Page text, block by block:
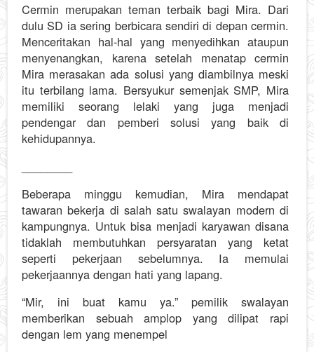
Cermin merupakan teman terbaik bagi Mira. Dari
dulu SD ia sering berbicara sendiri di depan cermin.
Menceritakan hal-hal yang menyedihkan ataupun
menyenangkan, karena setelah menatap cermin
Mira merasakan ada solusi yang diambilnya meski
itu terbilang lama. Bersyukur semenjak SMP, Mira
memiliki seorang lelaki yang juga menjadi
pendengar dan pemberi solusi yang baik di
kehidupannya.
Beberapa minggu kemudian, Mira mendapat
tawaran bekerja di salah satu swalayan modern di
kampungnya. Untuk bisa menjadi karyawan disana
tidaklah membutuhkan persyaratan yang ketat
seperti pekerjaan sebelumnya. Ia memulai
pekerjaannya dengan hati yang lapang.
“Mir, ini buat kamu ya.” pemilik swalayan
memberikan sebuah amplop yang dilipat rapi
dengan lem yang menempel